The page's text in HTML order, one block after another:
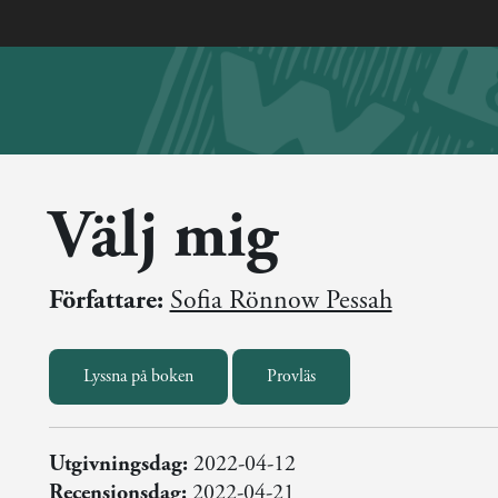
Välj mig
Författare: Sofia Rönnow Pessah
Lyssna på boken Provläs
Utgivningsdag:2022-04-12